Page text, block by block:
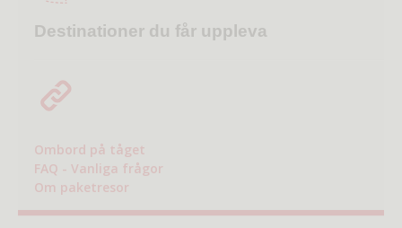
Destinationer du får uppleva
Ombord på tåget
FAQ - Vanliga frågor
Om paketresor